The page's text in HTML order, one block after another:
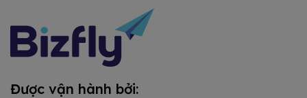
Được vận hành bởi: